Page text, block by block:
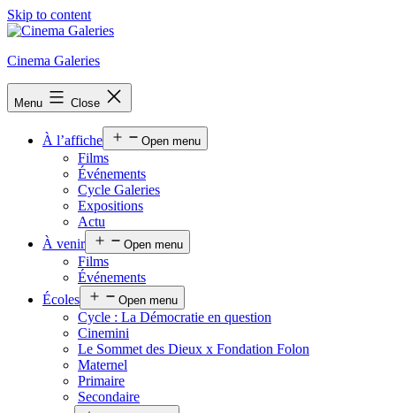
Skip to content
Cinema Galeries
Menu Close
À l’affiche Open menu
Films
Événements
Cycle Galeries
Expositions
Actu
À venir
Open menu
Films
Événements
Écoles
Open menu
Cycle : La Démocratie en question
Cinemini
Le Sommet des Dieux x Fondation Folon
Maternel
Primaire
Secondaire